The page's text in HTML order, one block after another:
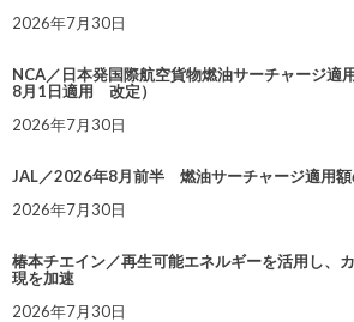
2026年7月30日
NCA／日本発国際航空貨物燃油サーチャージ適
8月1日適用 改定）
2026年7月30日
JAL／2026年8月前半 燃油サーチャージ適用額
2026年7月30日
椿本チエイン／再生可能エネルギーを活用し、
現を加速
2026年7月30日